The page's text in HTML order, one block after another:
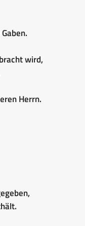
wird,
Herrn.